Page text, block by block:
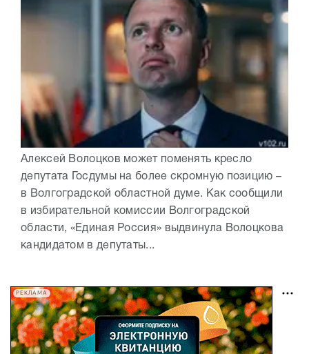
Алексей Волоцков может поменять кресло
депутата Госдумы на более скромную позицию –
в Волгоградской областной думе. Как сообщили
в избирательной комиссии Волгоградской
области, «Единая Россия» выдвинула Волоцкова
кандидатом в депутаты...
РЕКЛАМА